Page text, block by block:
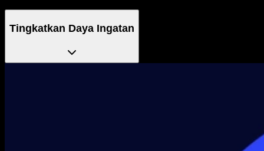
Tingkatkan Daya Ingatan